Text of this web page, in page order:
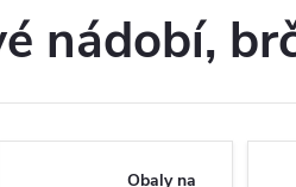
nádobí,
Obaly na